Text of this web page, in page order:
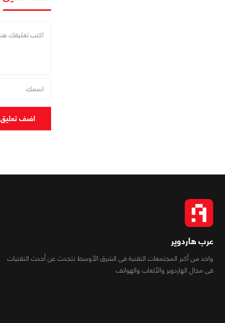
اضف تعليق
عرب هاردوير
واحد من أكبر المجتمعات التقنية فى الشرق الأوسط تتحدث عن أحدث التقنيات
فى مجال الهاردوير والألعاب والهواتف